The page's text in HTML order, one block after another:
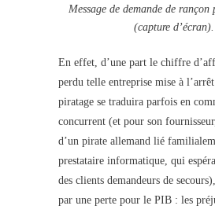
Message de demande de
(capture d’écran).
En effet, d’une part le chiffre
perdu telle entreprise mise à
piratage se traduira parfois en
concurrent (et pour son
d’un pirate allemand lié
prestataire informatique, qui
des clients demandeurs de
par une perte pour le PIB : les